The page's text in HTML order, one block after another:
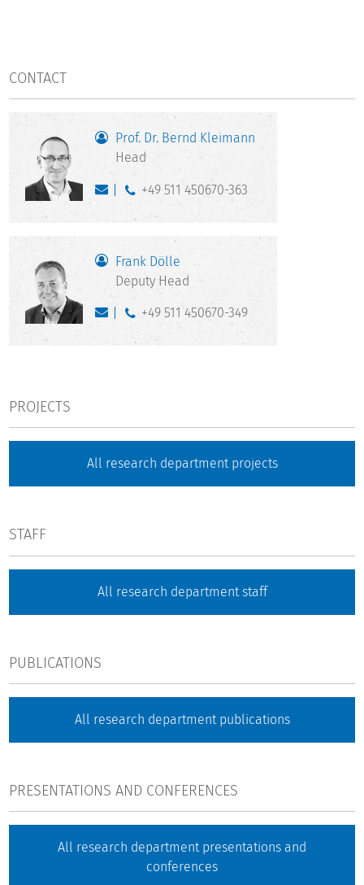
CONTACT
Prof. Dr. Bernd Kleimann
Head
+49 511 450670-363
Frank Dölle
Deputy Head
+49 511 450670-349
PROJECTS
All research department projects
STAFF
All research department staff
PUBLICATIONS
All research department publications
PRESENTATIONS AND CONFERENCES
All research department presentations and
conferences